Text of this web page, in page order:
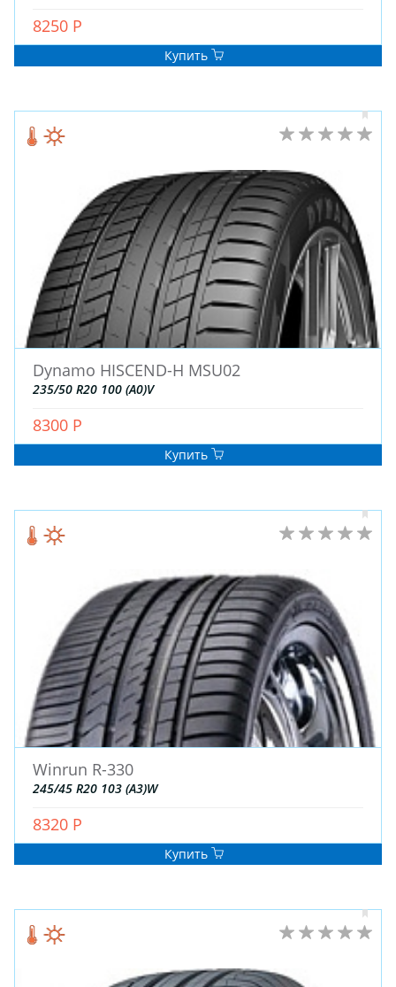
8250 Р
Купить
Dynamo HISCEND-H MSU02
235/50 R20 100 (A0)V
8300 Р
Купить
Winrun R-330
245/45 R20 103 (A3)W
8320 Р
Купить